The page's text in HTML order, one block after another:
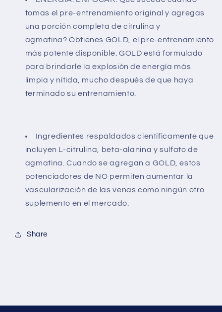
tomas el pre-entrenamiento original y agregas
una porción completa de citrulina y
agmatina? Obtienes GOLD, el pre-entrenamiento
más potente disponible. GOLD está formulado
para brindarle la explosión de energía más
limpia y nítida, mucho después de que haya
terminado su entrenamiento.
Ingredientes respaldados científicamente que
incluyen L-citrulina, beta-alanina y sulfato de
agmatina. Cuando se agregan a GOLD, estos
potenciadores de NO permiten aumentar la
vascularización de las venas como ningún otro
suplemento en el mercado.
Share